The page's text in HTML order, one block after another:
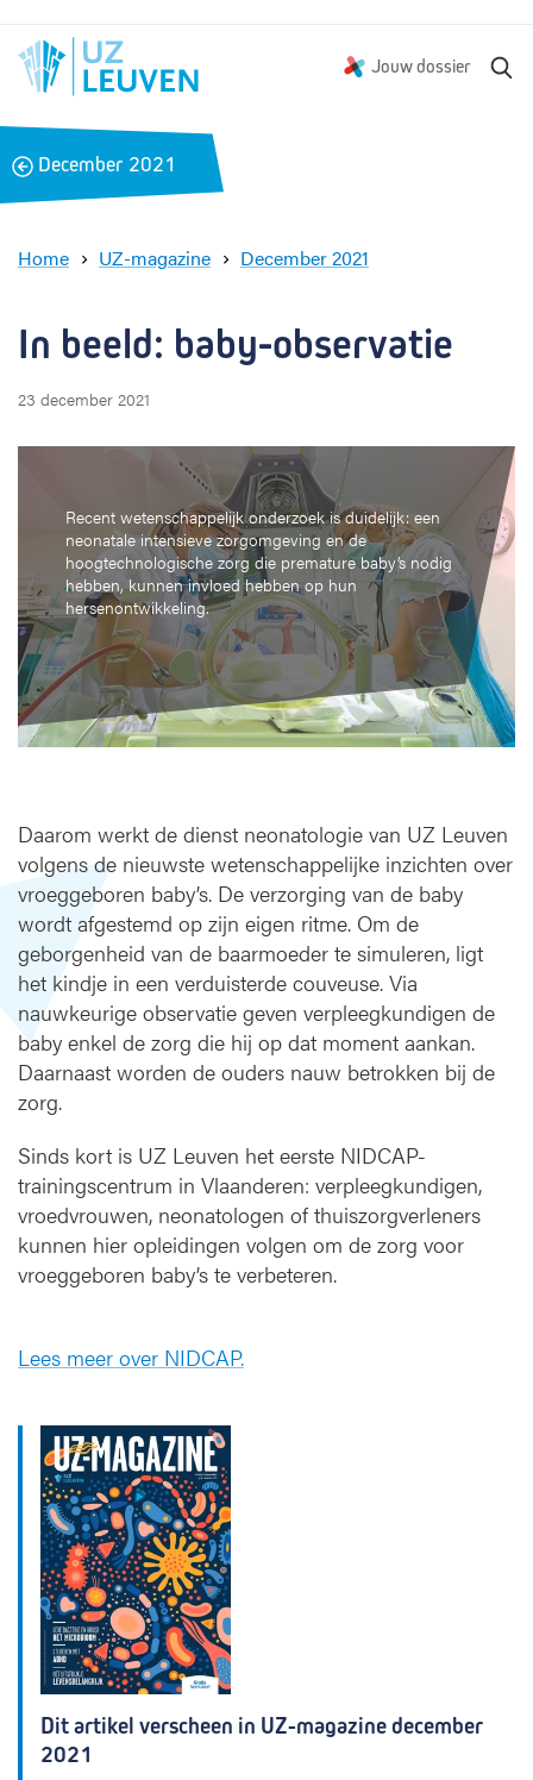
Jouw dossier
B
k
December 2021
Home UZ-magazine December 2021
e
a
b
y
-
o
b
e
r
v
i
In beeld: baby-observatie
23 december 2021
Recent wetenschappelijk onderzoek is duidelijk: een
neonatale intensieve zorgomgeving en de
hoogtechnologische zorg die premature baby’s nodig
hebben, kunnen invloed hebben op hun
hersenontwikkeling.
Daarom werkt de dienst neonatologie van UZ Leuven
volgens de nieuwste wetenschappelijke inzichten over
vroeggeboren baby’s. De verzorging van de baby
wordt afgestemd op zijn eigen ritme. Om de
geborgenheid van de baarmoeder te simuleren, ligt
het kindje in een verduisterde couveuse. Via
nauwkeurige observatie geven verpleegkundigen de
baby enkel de zorg die hij op dat moment aankan.
Daarnaast worden de ouders nauw betrokken bij de
zorg.
Sinds kort is UZ Leuven het eerste NIDCAP-
trainingscentrum in Vlaanderen: verpleegkundigen,
vroedvrouwen, neonatologen of thuiszorgverleners
kunnen hier opleidingen volgen om de zorg voor
vroeggeboren baby’s te verbeteren.
Lees meer over NIDCAP.
Dit artikel verscheen in UZ-magazine december
2021